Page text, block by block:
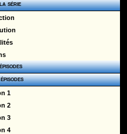
série
1
2
3
4